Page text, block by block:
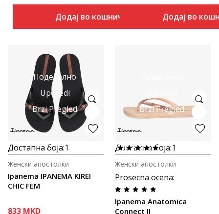
Додај во кошничка Додај во
Подетално
Uporedi
Brzi Pregled
Достапна боја:1
Ipanema IPANEMA KIREI
CHIC FEM
Женски апостолки
833 MKD
Brzi Pregled
Достапна боја:1
Prosecna ocena:
Ipanema Anatomica
Connect II
Женски апостолки